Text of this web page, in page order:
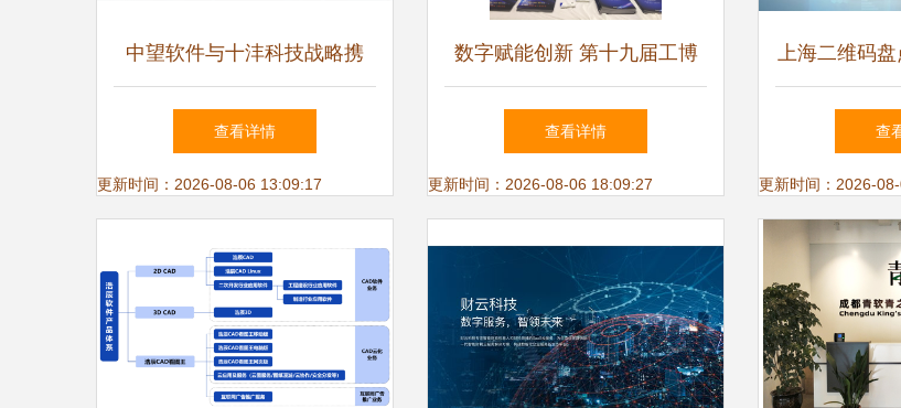
中望软件与十沣科技战略携
手，共破CAE自主核心技术瓶
颈
查看详情
更新时间：2026-08-06 13:09:17
数字赋能创新 第十九届工博
会圆满落幕，软件技术研发与
推广服务迎来新篇章
查看详情
更新时间：2026-08-06 18:09:27
上海二维码
与技术
查
更新时间：2026-